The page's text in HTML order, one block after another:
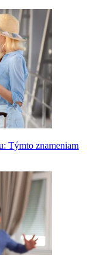
Týmto znameniam